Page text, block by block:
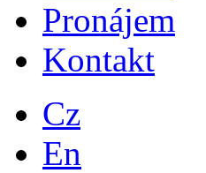
Pronájem
Kontakt
Cz
En